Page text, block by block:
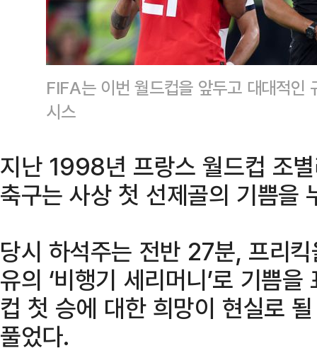
FIFA는 이번 월드컵을 앞두고 대대적
시스
지난 1998년 프랑스 월드컵 조
축구는 사상 첫 선제골의 기쁨을
당시 하석주는 전반 27분, 프리
유의 ‘비행기 세리머니’로 기쁨
컵 첫 승에 대한 희망이 현실로
풀었다.